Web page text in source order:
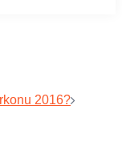
2016?